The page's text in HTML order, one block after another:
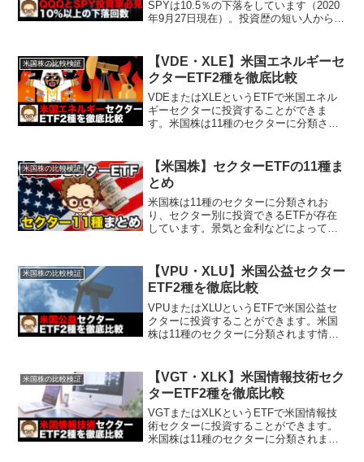
SPYは10.5％の下落をしています（2020
年9月27日現在）。投資歴の短い人からす
まあ、コロナショックの記憶が新しいの
で...
米国株の比較検証
【VDE・XLE】米国エネルギーセ
クターETF2種を徹底比較
VDEまたはXLEというETFで米国エネル
ギーセクターに投資することができま
す。米国株は11種のセクターに分類され
通信、不動産、金融、エネルギーろじゃ
じろうVDEはバンガ...
米国株の比較検証
【米国株】セクターETFの11種ま
とめ
米国株は11種のセクターに分類されお
り、セクター別に投資できるETFが存在
しています。景気と金利などによって、
ます）。その波に乗って投資する際にセ
クター別のETFは役立ち...
米国株の比較検証
【VPU・XLU】米国公益セクター
ETF2種を徹底比較
VPUまたはXLUというETFで米国公益セ
クターに投資することができます。米国
株は11種のセクターに分類されます情報
産、金融、エネルギーろじゃじろうVPU
はバンガード社...
米国株の比較検証
【VGT・XLK】米国情報技術セク
ターETF2種を徹底比較
VGTまたはXLKというETFで米国情報技
術セクターに投資することができます。
米国株は11種のセクターに分類されます